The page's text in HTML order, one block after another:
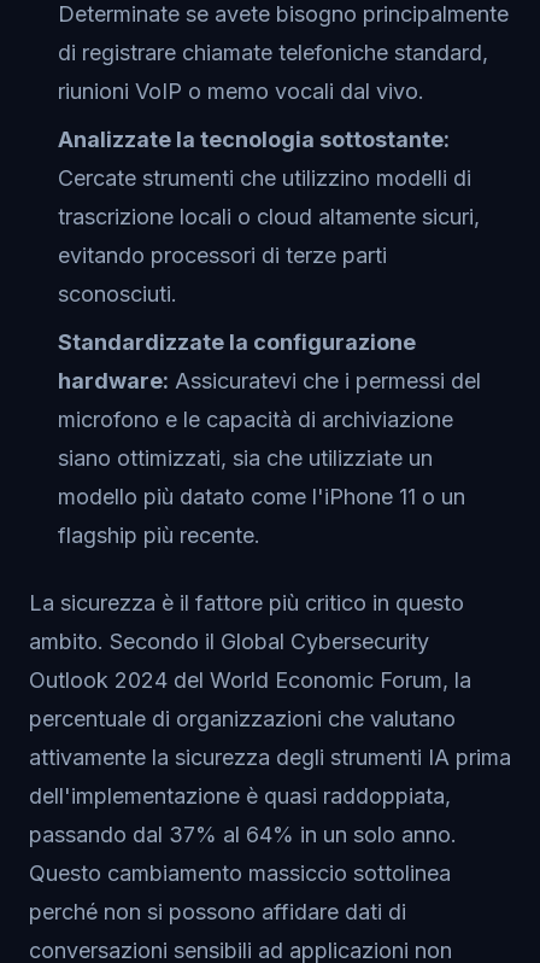
Determinate se avete bisogno principalmente
di registrare chiamate telefoniche standard,
riunioni VoIP o memo vocali dal vivo.
Analizzate la tecnologia sottostante:
Cercate strumenti che utilizzino modelli di
trascrizione locali o cloud altamente sicuri,
evitando processori di terze parti
sconosciuti.
Standardizzate la configurazione
hardware: Assicuratevi che i permessi del
microfono e le capacità di archiviazione
siano ottimizzati, sia che utilizziate un
modello più datato come l'iPhone 11 o un
flagship più recente.
La sicurezza è il fattore più critico in questo
ambito. Secondo il Global Cybersecurity
Outlook 2024 del World Economic Forum, la
percentuale di organizzazioni che valutano
attivamente la sicurezza degli strumenti IA prima
dell'implementazione è quasi raddoppiata,
passando dal 37% al 64% in un solo anno.
Questo cambiamento massiccio sottolinea
perché non si possono affidare dati di
conversazioni sensibili ad applicazioni non